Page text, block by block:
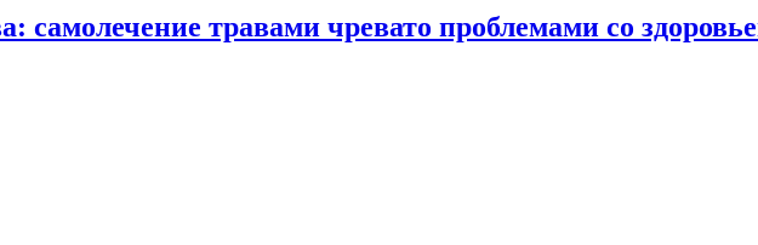
самолечение травами чревато проблемами со